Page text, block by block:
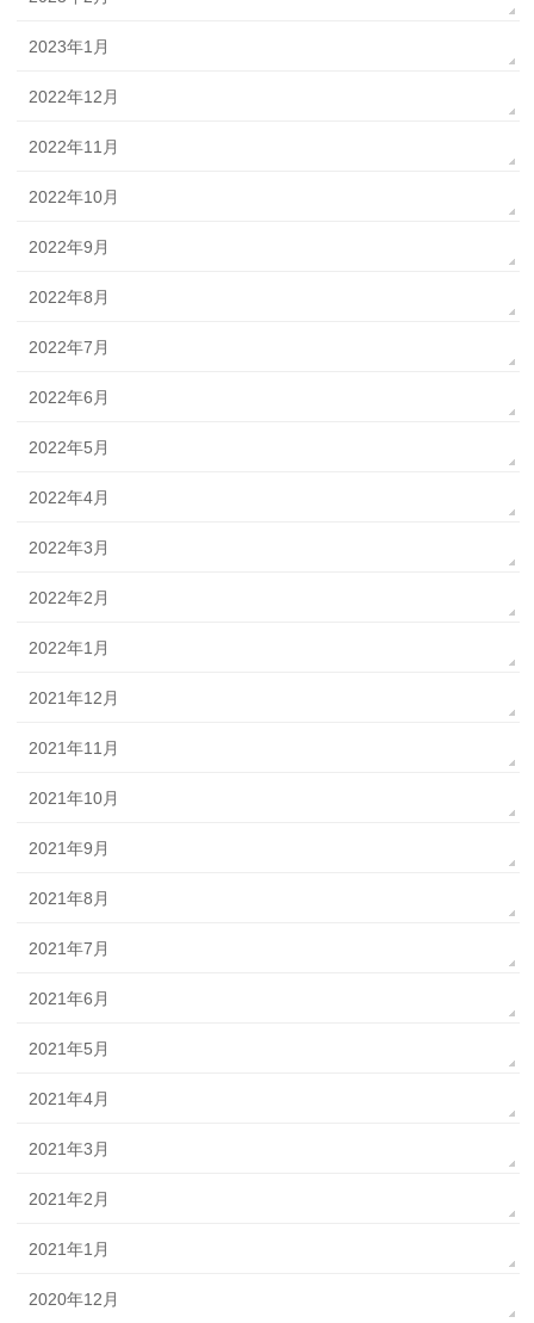
2023年1月
2022年12月
2022年11月
2022年10月
2022年9月
2022年8月
2022年7月
2022年6月
2022年5月
2022年4月
2022年3月
2022年2月
2022年1月
2021年12月
2021年11月
2021年10月
2021年9月
2021年8月
2021年7月
2021年6月
2021年5月
2021年4月
2021年3月
2021年2月
2021年1月
2020年12月